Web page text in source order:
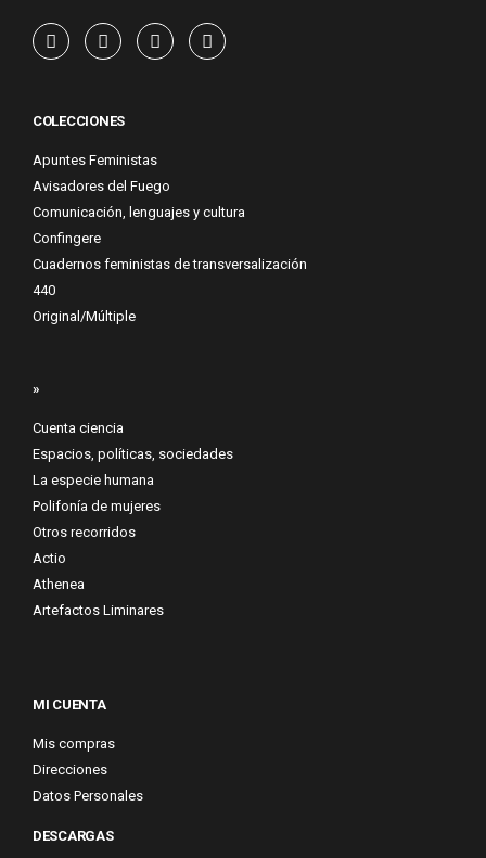
COLECCIONES
Apuntes Feministas
Avisadores del Fuego
Comunicación, lenguajes y cultura
Confingere
Cuadernos feministas de transversalización
440
Original/Múltiple
»
Cuenta ciencia
Espacios, políticas, sociedades
La especie humana
Polifonía de mujeres
Otros recorridos
Actio
Athenea
Artefactos Liminares
MI CUENTA
Mis compras
Direcciones
Datos Personales
DESCARGAS